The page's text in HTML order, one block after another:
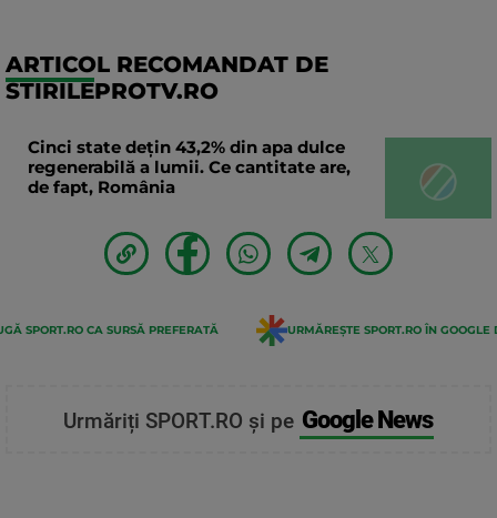
ARTICOL RECOMANDAT DE
STIRILEPROTV.RO
Cinci state dețin 43,2% din apa dulce
regenerabilă a lumii. Ce cantitate are,
de fapt, România
SPORT.RO CA SURSĂ PREFERATĂ URMĂREȘTE SPORT.RO ÎN GOOGLE
Urmăriți SPORT.RO și pe Google News